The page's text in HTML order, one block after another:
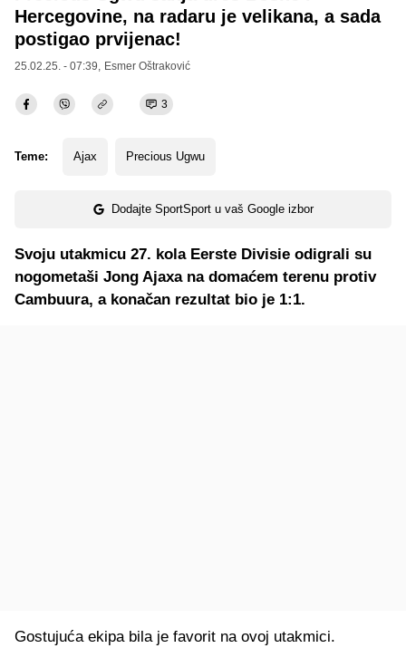
Hercegovine, na radaru je velikana, a sada
postigao prvijenac!
25.02.25. - 07:39, Esmer Oštraković
3
Teme: Ajax Precious Ugwu
Dodajte SportSport u vaš Google izbor
Svoju utakmicu 27. kola Eerste Divisie odigrali su
nogometaši Jong Ajaxa na domaćem terenu protiv
Cambuura, a konačan rezultat bio je 1:1.
Gostujuća ekipa bila je favorit na ovoj utakmici.